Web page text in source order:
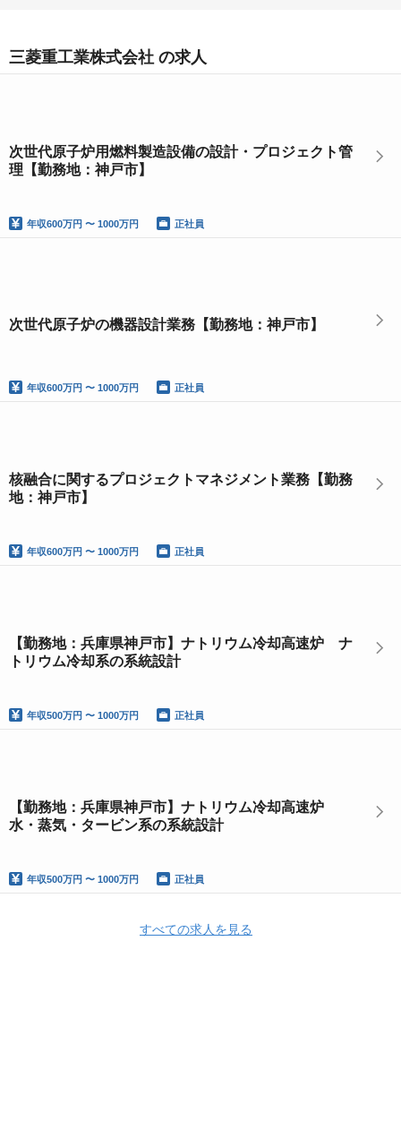
三菱重工業株式会社 の求人
次世代原子炉用燃料製造設備の設計・プロジェクト管
理【勤務地：神戸市】
年収600万円 〜 1000万円 正社員
次世代原子炉の機器設計業務【勤務地：神戸市】
年収600万円 〜 1000万円 正社員
核融合に関するプロジェクトマネジメント業務【勤務
地：神戸市】
年収600万円 〜 1000万円 正社員
【勤務地：兵庫県神戸市】ナトリウム冷却高速炉 ナ
トリウム冷却系の系統設計
年収500万円 〜 1000万円 正社員
【勤務地：兵庫県神戸市】ナトリウム冷却高速炉
水・蒸気・タービン系の系統設計
年収500万円 〜 1000万円 正社員
すべての求人を見る